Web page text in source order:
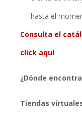
hasta el
Consulta el
click aquí
¿Dónde
Tiendas